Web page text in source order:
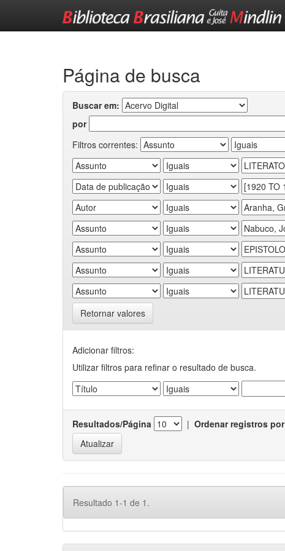
Página de busca
Buscar em:
por
Filtros correntes:
Retornar valores
Adicionar filtros:
Utilizar filtros para refinar o resultado de busca.
Resultados/Página | Ordenar registros por
Resultado 1-1 de 1.